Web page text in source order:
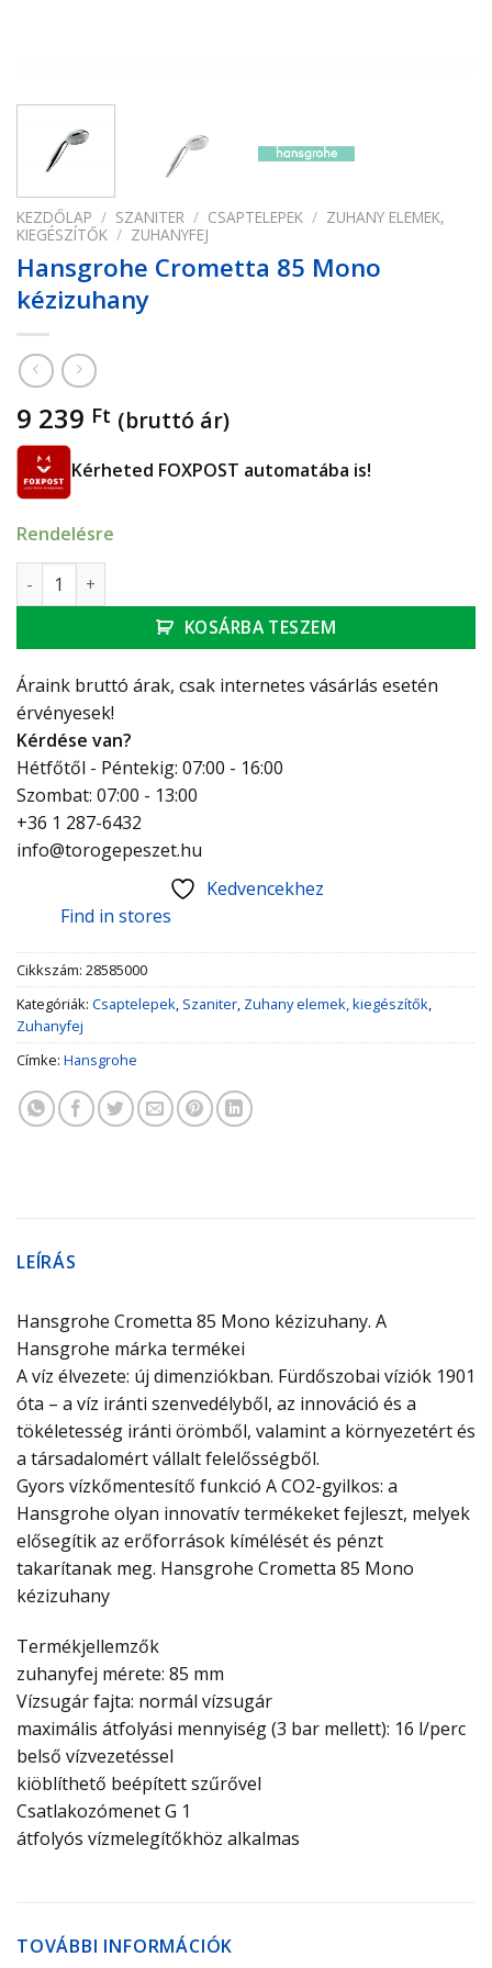
KEZDŐLAP / SZANITER / CSAPTELEPEK / ZUHANY ELEMEK,
KIEGÉSZÍTŐK / ZUHANYFEJ
Hansgrohe Crometta 85 Mono
kézizuhany
9 239 Ft (bruttó ár)
Kérheted FOXPOST automatába is!
Rendelésre
Hansgrohe Crometta 85 Mono kézizuhany mennyiség
KOSÁRBA TESZEM
Áraink bruttó árak, csak internetes vásárlás esetén
érvényesek!
Kérdése van?
Hétfőtől - Péntekig: 07:00 - 16:00
Szombat: 07:00 - 13:00
+36 1 287-6432
info@torogepeszet.hu
Kedvencekhez
Find in stores
Cikkszám: 28585000
Kategóriák: Csaptelepek, Szaniter, Zuhany elemek, kiegészítők,
Zuhanyfej
Címke: Hansgrohe
LEÍRÁS
Hansgrohe Crometta 85 Mono kézizuhany. A
Hansgrohe márka termékei
A víz élvezete: új dimenziókban. Fürdőszobai víziók 1901
óta – a víz iránti szenvedélyből, az innováció és a
tökéletesség iránti örömből, valamint a környezetért és
a társadalomért vállalt felelősségből.
Gyors vízkőmentesítő funkció A CO2-gyilkos: a
Hansgrohe olyan innovatív termékeket fejleszt, melyek
elősegítik az erőforrások kímélését és pénzt
takarítanak meg. Hansgrohe Crometta 85 Mono
kézizuhany
Termékjellemzők
zuhanyfej mérete: 85 mm
Vízsugár fajta: normál vízsugár
maximális átfolyási mennyiség (3 bar mellett): 16 l/perc
belső vízvezetéssel
kiöblíthető beépített szűrővel
Csatlakozómenet G 1
átfolyós vízmelegítőkhöz alkalmas
TOVÁBBI INFORMÁCIÓK